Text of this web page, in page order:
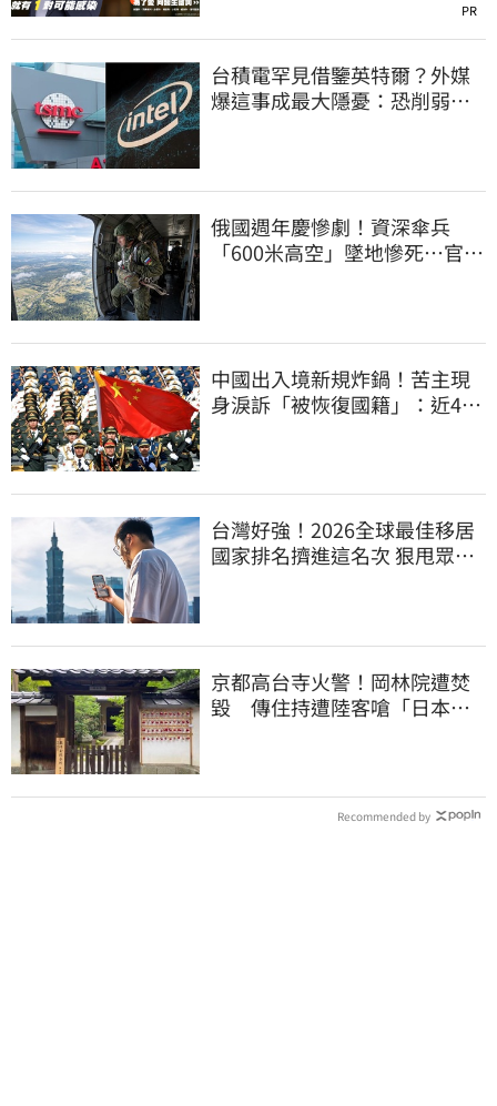
PR
台積電罕見借鑒英特爾？外媒
爆這事成最大隱憂：恐削弱領
俄國週年慶慘劇！資深傘兵
「600米高空」墜地慘死…官方
中國出入境新規炸鍋！苦主現
身淚訴「被恢復國籍」：近4億
台灣好強！2026全球最佳移居
國家排名擠進這名次 狠甩眾多
京都高台寺火警！岡林院遭焚
毀 傳住持遭陸客嗆「日本遲
Recommended by